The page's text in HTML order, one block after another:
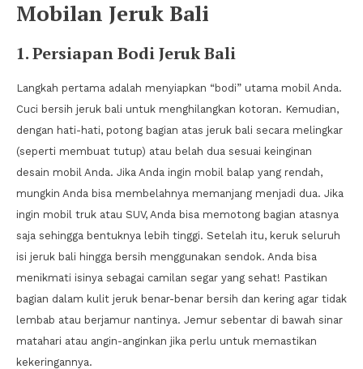
Mobilan Jeruk Bali
1. Persiapan Bodi Jeruk Bali
Langkah pertama adalah menyiapkan “bodi” utama mobil Anda.
Cuci bersih jeruk bali untuk menghilangkan kotoran. Kemudian,
dengan hati-hati, potong bagian atas jeruk bali secara melingkar
(seperti membuat tutup) atau belah dua sesuai keinginan
desain mobil Anda. Jika Anda ingin mobil balap yang rendah,
mungkin Anda bisa membelahnya memanjang menjadi dua. Jika
ingin mobil truk atau SUV, Anda bisa memotong bagian atasnya
saja sehingga bentuknya lebih tinggi. Setelah itu, keruk seluruh
isi jeruk bali hingga bersih menggunakan sendok. Anda bisa
menikmati isinya sebagai camilan segar yang sehat! Pastikan
bagian dalam kulit jeruk benar-benar bersih dan kering agar tidak
lembab atau berjamur nantinya. Jemur sebentar di bawah sinar
matahari atau angin-anginkan jika perlu untuk memastikan
kekeringannya.